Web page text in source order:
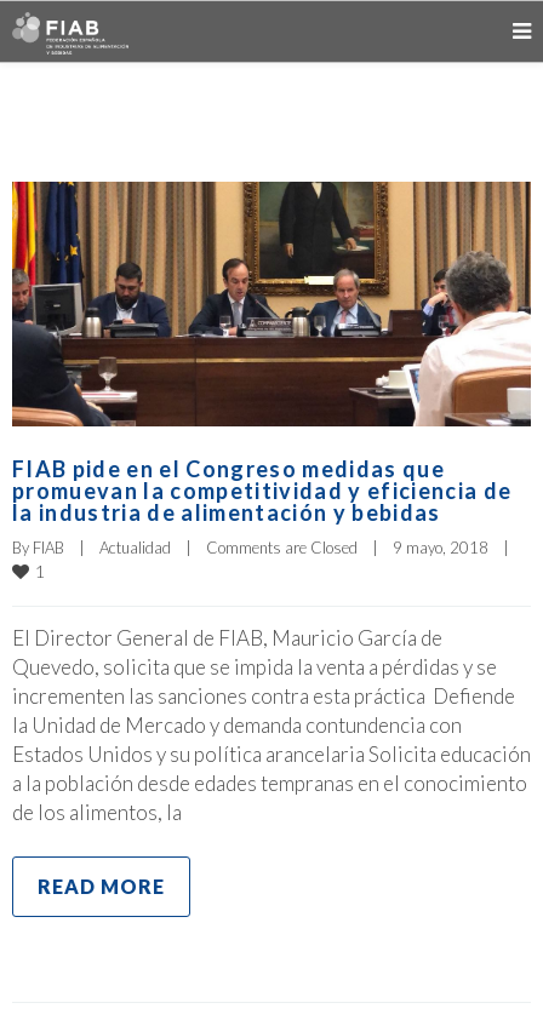
FIAB pide en el Congreso medidas que
promuevan la competitividad y eficiencia de
la industria de alimentación y bebidas
By FIAB | Actualidad | Comments are Closed | 9 mayo, 2018 |
1
El Director General de FIAB, Mauricio García de
Quevedo, solicita que se impida la venta a pérdidas y se
incrementen las sanciones contra esta práctica Defiende
la Unidad de Mercado y demanda contundencia con
Estados Unidos y su política arancelaria Solicita educación
a la población desde edades tempranas en el conocimiento
de los alimentos, la
READ MORE